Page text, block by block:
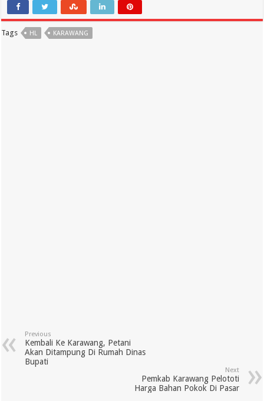
Tags HL KARAWANG
Previous
Kembali Ke Karawang, Petani
Akan Ditampung Di Rumah Dinas
Bupati
Next
Pemkab Karawang Pelototi
Harga Bahan Pokok Di Pasar